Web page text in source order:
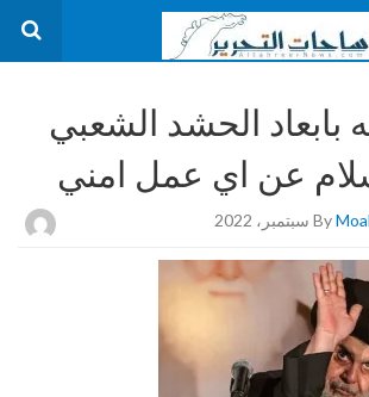
بابعاد الحشد الشعبي
عن اي عمل امني
By